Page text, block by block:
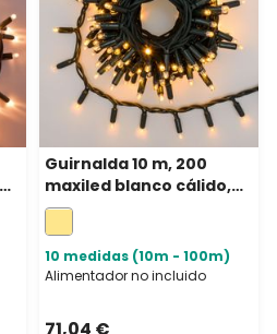
Guirnalda 10 m, 200
maxiled blanco cálido,
cable verde,
prolongable, IP67
10 medidas (10m - 100m)
Alimentador no incluido